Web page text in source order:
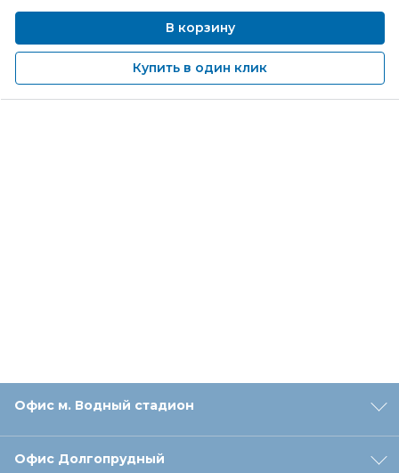
В корзину
Купить в один клик
Офис м. Водный стадион
Офис Долгопрудный